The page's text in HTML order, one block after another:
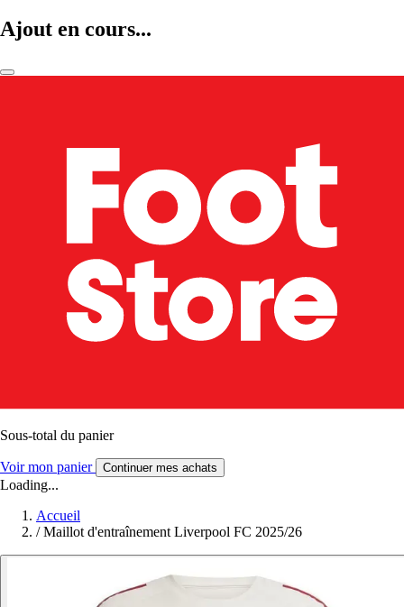
Ajout en cours...
Sous-total du panier
Voir mon panier Continuer mes achats
Loading...
Accueil
/ Maillot d'entraînement Liverpool FC 2025/26